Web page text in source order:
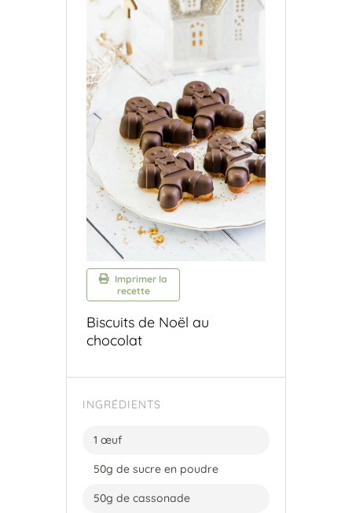
Imprimer la
recette
Biscuits de Noël au
chocolat
INGRÉDIENTS
1 œuf
50g de sucre en poudre
50g de cassonade